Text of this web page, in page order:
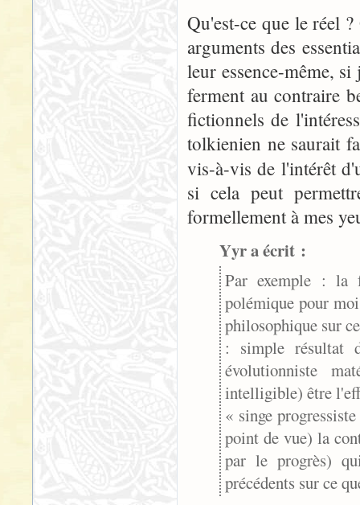
Qu'est-ce que le réel
arguments des
leur essence-même,
ferment au contraire
fictionnels de
tolkienien ne saurait
vis-à-vis de l'intérêt
si cela peut
formellement à mes
Yyr a écrit :
Par exemple : la
polémique pour
philosophique sur
: simple résultat
évolutionniste
intelligible) être
« singe
point de vue) la
par le progrès)
précédents sur ce